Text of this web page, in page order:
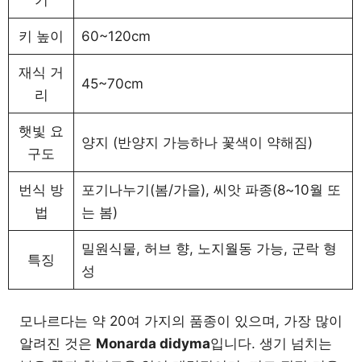
키 높이 60~120cm
재식 거
리
45~70cm
햇빛 요
구도
양지 (반양지 가능하나 꽃색이 약해짐)
번식 방
법
포기나누기(봄/가을), 씨앗 파종(8~10월 또
는 봄)
특징
밀원식물, 허브 향, 노지월동 가능, 군락 형
성
모나르다는 약 20여 가지의 품종이 있으며, 가장 많이
알려진 것은 Monarda didyma입니다. 생기 넘치는